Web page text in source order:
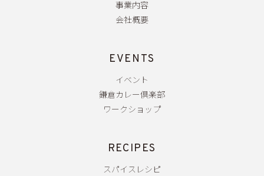
事業内容
会社概要
EVENTS
イベント
鎌倉カレー倶楽部
ワークショップ
RECIPES
スパイスレシピ